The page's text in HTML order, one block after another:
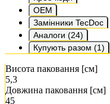
OEM
Замінники TecDoc
Аналоги (24)
Купують разом (1)
Висота паковання [см]
5,3
Довжина паковання [см]
45